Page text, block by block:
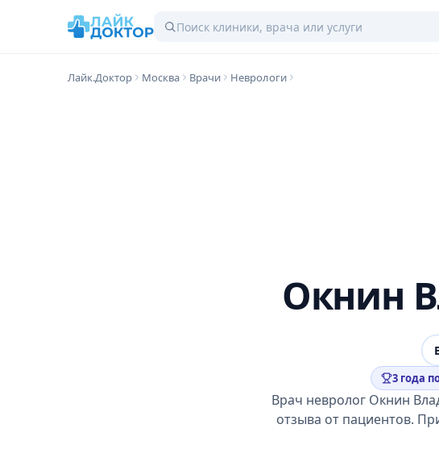
Лайк.Доктор Москва Врачи Неврологи
Окнин
3 года
Врач невролог Окнин
отзыва от пациентов.